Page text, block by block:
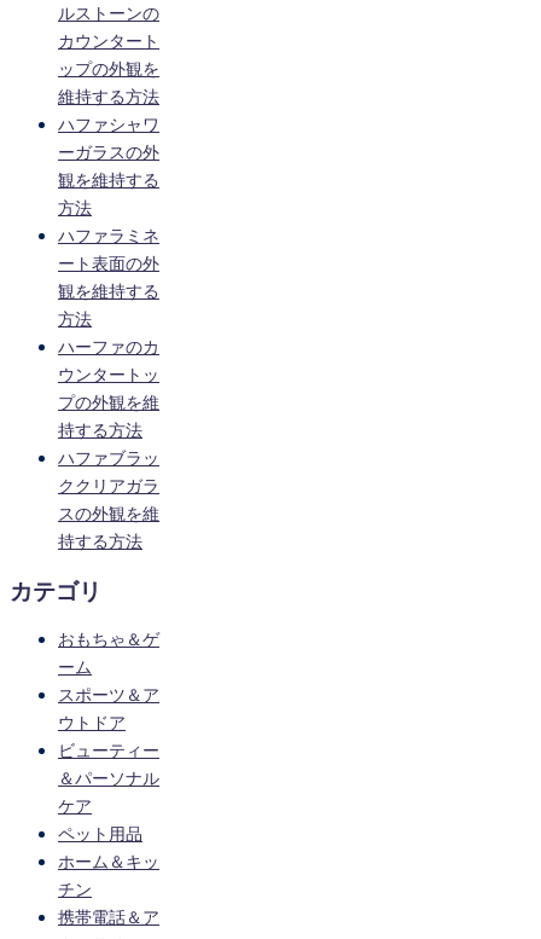
ルストーンの
カウンタート
ップの外観を
維持する方法
ハファシャワ
ーガラスの外
観を維持する
方法
ハファラミネ
ート表面の外
観を維持する
方法
ハーファのカ
ウンタートッ
プの外観を維
持する方法
ハファブラッ
ククリアガラ
スの外観を維
持する方法
カテゴリ
おもちゃ＆ゲ
ーム
スポーツ＆ア
ウトドア
ビューティー
＆パーソナル
ケア
ペット用品
ホーム＆キッ
チン
携帯電話＆ア